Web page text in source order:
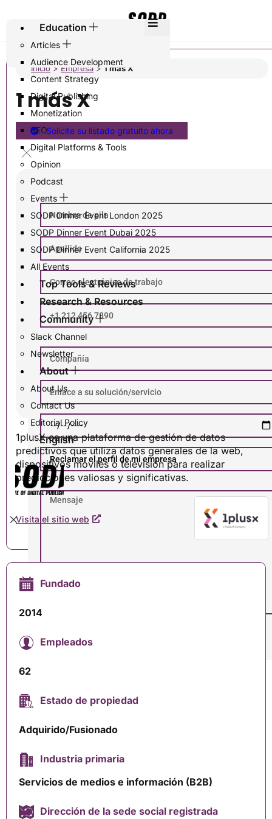
Education
Articles
Audience Development
Content Strategy
Digital Publishing
Monetization
SEO
Digital Platforms & Tools
Opinion
Podcast
Events
SODP Dinner Event London 2025
SODP Dinner Event Dubai 2025
SODP Dinner Event California 2025
All Events
Top Tools & Reviews
Research & Resources
Community
Slack Channel
Newsletter
About
About Us
Contact Us
Editorial Policy
English
Inicio>Empresa>1 más X
1 más X
Solicite su listado gratuito ahora
1plusX es una plataforma de gestión de datos
predictivos que utiliza datos generales de la web,
dispositivos móviles o televisión para realizar
predicciones valiosas y significativas.
Visita el sitio web
Fundado
2014
Empleados
62
Estado de propiedad
Adquirido/Fusionado
Industria primaria
Servicios de medios e información (B2B)
Dirección de la sede social registrada